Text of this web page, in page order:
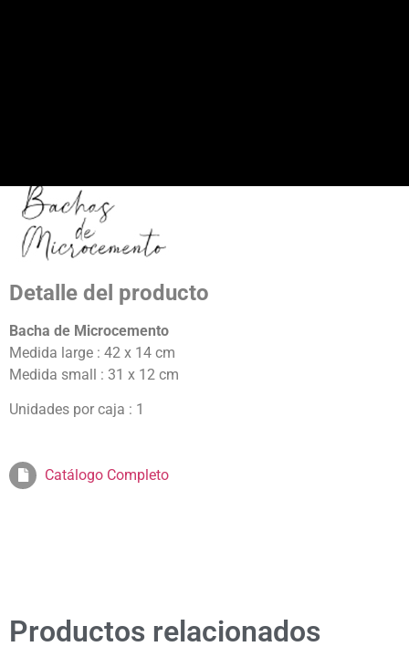
Detalle del producto
Bacha de Microcemento
Medida large : 42 x 14 cm
Medida small : 31 x 12 cm
Unidades por caja : 1
Catálogo Completo
Productos relacionados